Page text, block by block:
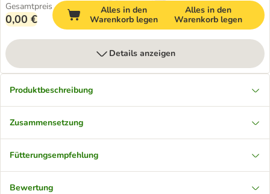
Gesamtpreis
0,00 €
Alles in den
Warenkorb legen
Alles in den
Warenkorb legen
Details anzeigen
Produktbeschreibung
Zusammensetzung
Fütterungsempfehlung
Bewertung